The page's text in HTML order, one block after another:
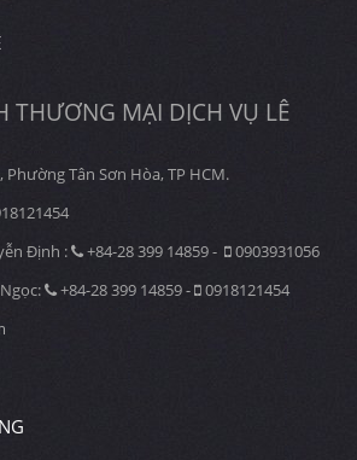
THƯƠNG MẠI DỊCH VỤ LÊ
Tân Sơn Hòa, TP HCM.
Định :
+84-28 399 14859 -
0903931056
+84-28 399 14859 -
0918121454